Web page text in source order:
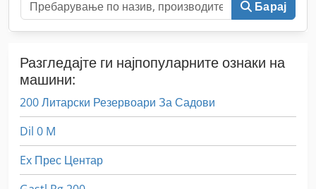
Барај
Разгледајте ги најпопуларните ознаки на
машини:
200 Литарски Резервоари За Садови
Dil 0 M
Ex Прес Центар